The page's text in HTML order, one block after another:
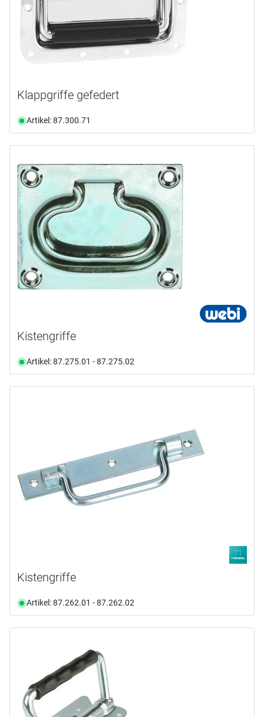
Klappgriffe gefedert
Artikel: 87.300.71
Kistengriffe
Artikel: 87.275.01 - 87.275.02
Kistengriffe
Artikel: 87.262.01 - 87.262.02